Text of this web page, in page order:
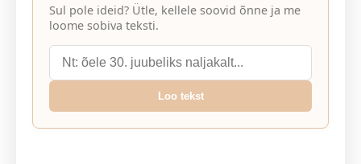
Sul pole ideid? Ütle, kellele soovid õnne ja me
loome sobiva teksti.
Loo tekst